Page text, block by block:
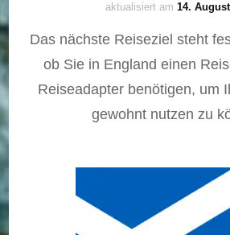
aktualisiert am 14.
Das nächste Reiseziel steht
ob Sie in England einen
Reiseadapter benötigen, um
gewohnt nutzen zu